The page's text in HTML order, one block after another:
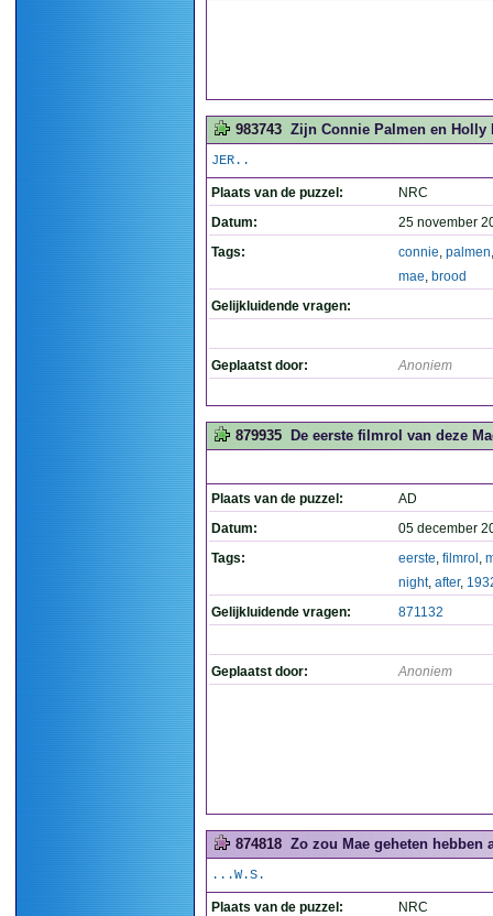
983743 Zijn Connie Palmen en Holly
JER..
Plaats van de puzzel:
NRC
Datum:
25 november
Tags:
connie, palmen
mae, brood
Gelijkluidende vragen:
Geplaatst door: Anoniem
879935 De eerste filmrol van deze
Plaats van de puzzel:
AD
Datum:
05 december
Tags:
eerste, filmrol ,
night, after,
Gelijkluidende vragen:
871132
Geplaatst door: Anoniem
874818 Zo zou Mae geheten hebben
...W.S.
Plaats van de puzzel:
NRC